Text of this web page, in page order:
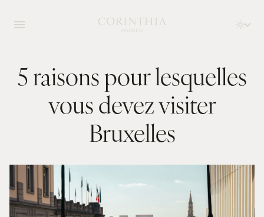
5 raisons pour lesquelles
vous devez visiter
Bruxelles